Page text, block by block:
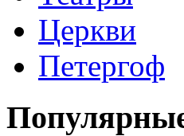
Церкви
Петергоф